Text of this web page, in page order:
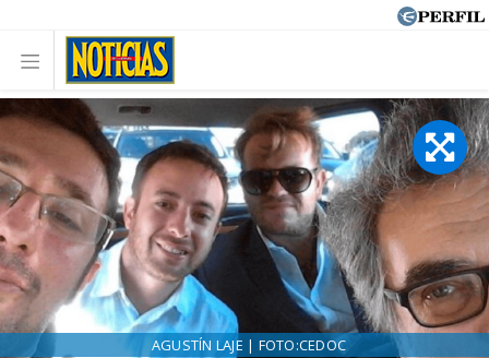
AGUSTÍN LAJE | FOTO:CEDOC